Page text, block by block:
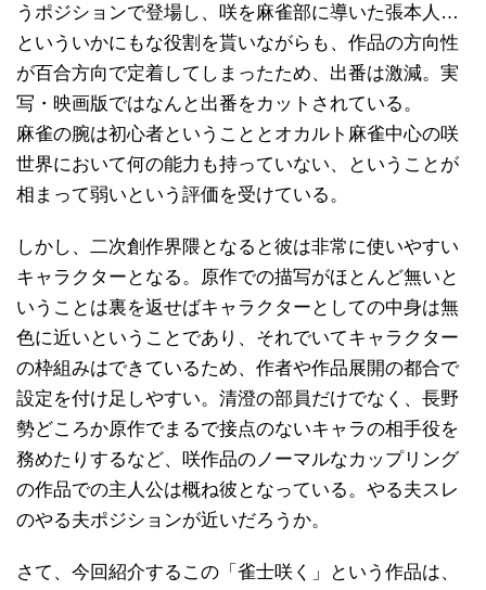
うポジションで登場し、咲を麻雀部に導いた張本人…
といういかにもな役割を貰いながらも、作品の方向性
が百合方向で定着してしまったため、出番は激減。実
写・映画版ではなんと出番をカットされている。
麻雀の腕は初心者ということとオカルト麻雀中心の咲
世界において何の能力も持っていない、ということが
相まって弱いという評価を受けている。
しかし、二次創作界隈となると彼は非常に使いやすい
キャラクターとなる。原作での描写がほとんど無いと
いうことは裏を返せばキャラクターとしての中身は無
色に近いということであり、それでいてキャラクター
の枠組みはできているため、作者や作品展開の都合で
設定を付け足しやすい。清澄の部員だけでなく、長野
勢どころか原作でまるで接点のないキャラの相手役を
務めたりするなど、咲作品のノーマルなカップリング
の作品での主人公は概ね彼となっている。やる夫スレ
のやる夫ポジションが近いだろうか。
さて、今回紹介するこの「雀士咲く」という作品は、